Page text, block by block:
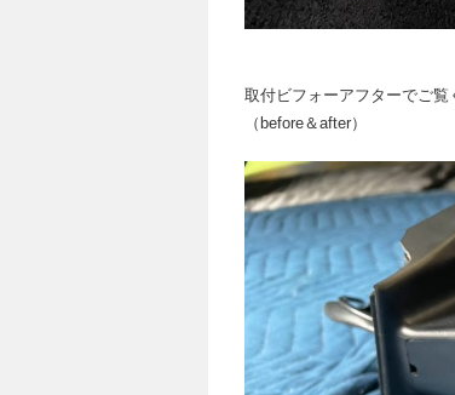
取付ビフォーアフターでご覧
（before＆after）